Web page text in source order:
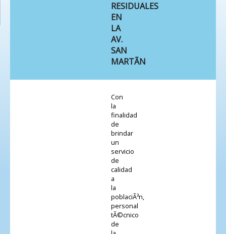
RESIDUALES
EN
LA
AV.
SAN
MARTÃN
Con
la
finalidad
de
brindar
un
servicio
de
calidad
a
la
poblaciÃ³n,
personal
tÃ©cnico
de